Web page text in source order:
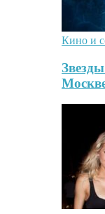
Кино и